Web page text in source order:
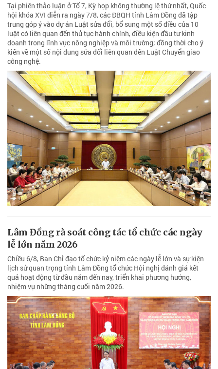
Tại phiên thảo luận ở Tổ 7, Kỳ họp không thường lệ thứ nhất, Quốc
hội khóa XVI diễn ra ngày 7/8, các ĐBQH tỉnh Lâm Đồng đã tập
trung góp ý vào dự án Luật sửa đổi, bổ sung một số điều của 10
luật có liên quan đến thủ tục hành chính, điều kiện đầu tư kinh
doanh trong lĩnh vực nông nghiệp và môi trường; đồng thời cho ý
kiến về một số nội dung sửa đổi liên quan đến Luật Chuyển giao
công nghệ.
Lâm Đồng rà soát công tác tổ chức các ngày
lễ lớn năm 2026
Chiều 6/8, Ban Chỉ đạo tổ chức kỷ niệm các ngày lễ lớn và sự kiện
lịch sử quan trọng tỉnh Lâm Đồng tổ chức Hội nghị đánh giá kết
quả hoạt động từ đầu năm đến nay, triển khai phương hướng,
nhiệm vụ những tháng cuối năm 2026.